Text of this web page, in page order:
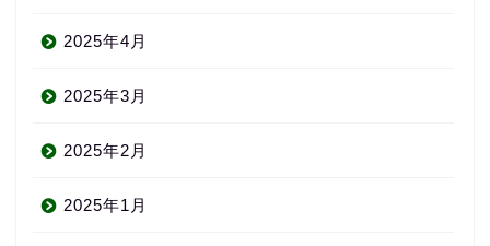
2025年4月
2025年3月
2025年2月
2025年1月